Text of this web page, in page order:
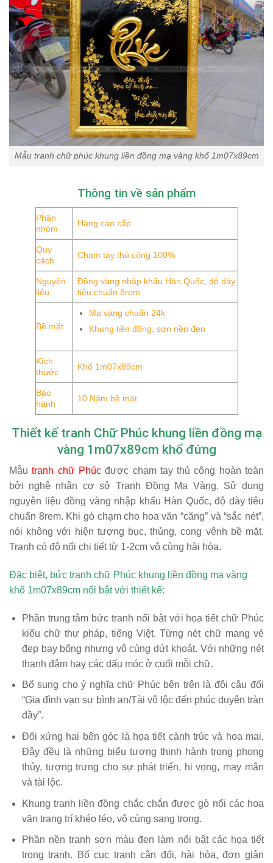
Mẫu tranh chữ phúc khung liền đồng mạ vàng khổ 1m07x89cm
Thông tin về sản phẩm
Phân
nhóm
Hàng cao cấp
Quy
cách
Chạm tay thủ công 100%
Nguyên
liệu
Đồng vàng nhập khẩu Hàn Quốc, độ dày
tiêu chuẩn 8rem
Bề mặt
Mạ vàng chuẩn 24k
Khung liền đồng, sơn nền đen
Kích
thước
Khổ 1m07x89cm
Bảo
hành
10 Năm bề mặt
Thiết kế tranh Chữ Phúc khung liền đồng mạ
vàng 1m07x89cm khổ đứng
Mẫutranh chữ Phúc được chạm tay thủ công hoàn toàn
bởi nghệ nhân cơ sở Tranh Đồng Mạ Vàng. Sử dụng
nguyên liệu đồng vàng nhập khẩu Hàn Quốc, độ dày tiêu
chuẩn 8rem. Khi gò chạm cho hoa văn “căng” và “sắc nét”,
nói không với hiện tượng bục, thủng, cong vênh bề mặt.
Tranh có độ nổi chi tiết từ 1-2cm vô cùng hài hòa.
Đặc biệt, bức tranh chữ Phúc khung liền đồng mạ vàng
khổ 1m07x89cm nổi bật với thiết kế:
Phần trung tâm bức tranh nổi bật với họa tiết chữ Phúc
kiểu chữ thư pháp, tiếng Việt. Từng nét chữ mang vẻ
đẹp bay bổng nhưng vô cùng dứt khoát. Với những nét
thanh đậm hay các dấu móc ở cuối mỗi chữ.
Bổ sung cho ý nghĩa chữ Phúc bên trên là đôi câu đối
“Gia đình vạn sự bình an/Tài vô lộc đến phúc duyên tràn
đầy”.
Đối xứng hai bên góc là họa tiết cành trúc và hoa mai.
Đây đều là những biểu tượng thịnh hành trong phong
thủy, tượng trưng cho sự phát triển, hi vọng, may mắn
và tài lộc.
Khung tranh liền đồng chắc chắn được gò nổi các hoa
văn trang trí khéo léo, vô cùng sang trọng.
Phần nền tranh sơn màu đen làm nổi bật các họa tiết
trong tranh. Bố cục tranh cân đối, hài hòa, đơn giản